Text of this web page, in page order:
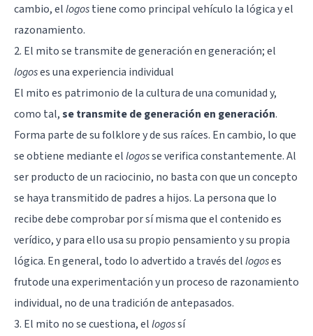
cambio, ellogostiene como principal vehículo la lógica y el
razonamiento.
2. El mito se transmite de generación en generación; el
logoses una experiencia individual
El mito es patrimonio de la cultura de una comunidad y,
como tal,se transmite de generación en generación.
Forma parte de su folklore y de sus raíces. En cambio, lo que
se obtiene mediante ellogosse verifica constantemente. Al
ser producto de un raciocinio, no basta con que un concepto
se haya transmitido de padres a hijos. La persona que lo
recibe debe comprobar por sí misma que el contenido es
verídico, y para ello usa su propio pensamiento y su propia
lógica. En general, todo lo advertido a través dellogoses
frutode una experimentación y un proceso de razonamiento
individual, no de una tradición de antepasados.
3. El mito no se cuestiona, ellogossí